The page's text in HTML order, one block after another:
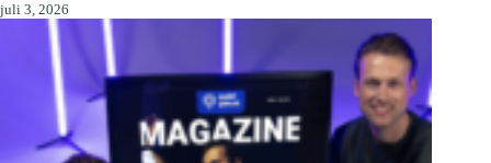
juli 3, 2026